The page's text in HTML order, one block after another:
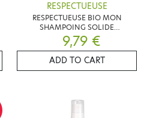
RESPECTUEUSE
RESPECTUEUSE BIO MON
SHAMPOING SOLIDE
REGULATEUR 75G
9,79 €
ADD TO CART